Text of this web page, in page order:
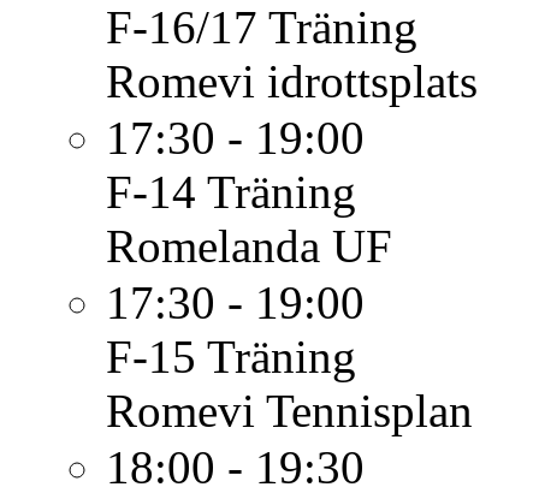
F-16/17 Träning
Romevi idrottsplats
17:30 - 19:00
F-14 Träning
Romelanda UF
17:30 - 19:00
F-15 Träning
Romevi Tennisplan
18:00 - 19:30